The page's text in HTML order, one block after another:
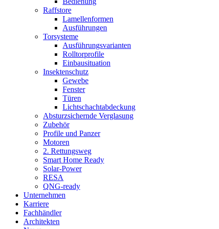
Raffstore
Lamellenformen
Ausführungen
Torsysteme
Ausführungsvarianten
Rolltorprofile
Einbausituation
Insektenschutz
Gewebe
Fenster
Türen
Lichtschachtabdeckung
Absturzsichernde Verglasung
Zubehör
Profile und Panzer
Motoren
2. Rettungsweg
Smart Home Ready
Solar-Power
RESA
QNG-ready
Unternehmen
Karriere
Fachhändler
Architekten